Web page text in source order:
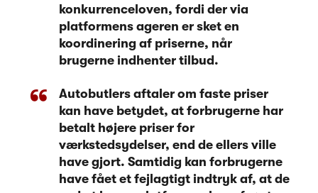
konkurrenceloven, fordi der via
platformens ageren er sket en
koordinering af priserne, når
brugerne indhenter tilbud.
Autobutlers aftaler om faste priser
kan have betydet, at forbrugerne har
betalt højere priser for
værkstedsydelser, end de ellers ville
have gjort. Samtidig kan forbrugerne
have fået et fejlagtigt indtryk af, at de